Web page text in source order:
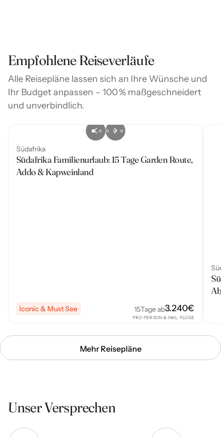
Empfohlene Reiseverläufe
Alle Reisepläne lassen sich an Ihre Wünsche und
Ihr Budget anpassen – 100 % maßgeschneidert
und unverbindlich.
Südafrika
Südafrika Familienurlaub: 15 Tage Garden Route,
Addo & Kapweinland
Iconic & Must See 15Tage ab3.240€
PRO PERSON & INKL. FLÜGE
Mehr Reisepläne
Unser Versprechen